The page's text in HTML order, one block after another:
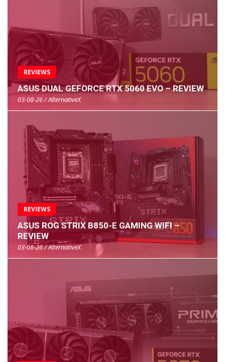
REVIEWS
ASUS DUAL GEFORCE RTX 5060 EVO – REVIEW
03-08-26 / AlternativeX
REVIEWS
ASUS ROG STRIX B850-E GAMING WIFI –
REVIEW
03-08-26 / AlternativeX